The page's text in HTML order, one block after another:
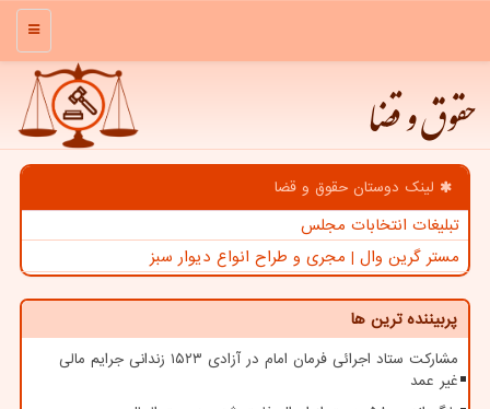
منو
حقوق و قضا
لینک دوستان حقوق و قضا
تبلیغات انتخابات مجلس
مستر گرین وال | مجری و طراح انواع دیوار سبز
پربیننده ترین ها
مشارکت ستاد اجرائی فرمان امام در آزادی ۱۵۲۳ زندانی جرایم مالی
غیر عمد